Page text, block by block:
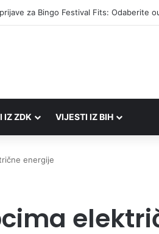
podrška u iznosu od 138.000
IZ ZDK VIJESTI IZ BIH
energije